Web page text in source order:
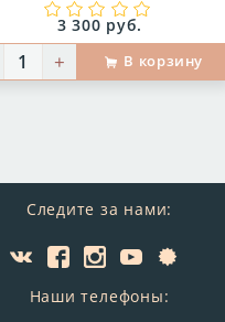
Цена:
3 300 руб.
+ В корзину
Следите за нами:
Наши телефоны: